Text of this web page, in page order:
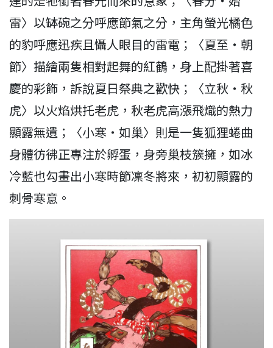
雷〉以缽碗之分呼應節氣之分，主角螢光橘色
的豹呼應迅疾且懾人眼目的雷電；〈夏至‧朝
節〉描繪兩隻相對起舞的紅鶴，身上配掛著喜
慶的彩飾，訴說夏日祭典之歡快；〈立秋‧秋
虎〉以火焰烘托老虎，秋老虎高漲飛熾的熱力
顯露無遺；〈小寒‧如巢〉則是一隻狐狸蜷曲
身體彷彿正專注於孵蛋，身旁巢枝簇擁，如冰
冷藍也勾畫出小寒時節凜冬將來，初初顯露的
刺骨寒意。